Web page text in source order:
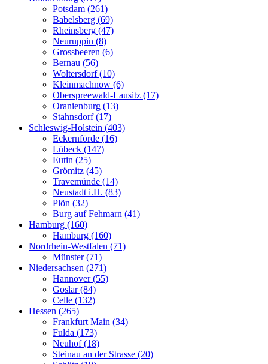
Potsdam (261)
Babelsberg (69)
Rheinsberg (47)
Neuruppin (8)
Grossbeeren (6)
Bernau (56)
Woltersdorf (10)
Kleinmachnow (6)
Oberspreewald-Lausitz (17)
Oranienburg (13)
Stahnsdorf (17)
Schleswig-Holstein (403)
Eckernförde (16)
Lübeck (147)
Eutin (25)
Grömitz (45)
Travemünde (14)
Neustadt i.H. (83)
Plön (32)
Burg auf Fehmarn (41)
Hamburg (160)
Hamburg (160)
Nordrhein-Westfalen (71)
Münster (71)
Niedersachsen (271)
Hannover (55)
Goslar (84)
Celle (132)
Hessen (265)
Frankfurt Main (34)
Fulda (173)
Neuhof (18)
Steinau an der Strasse (20)